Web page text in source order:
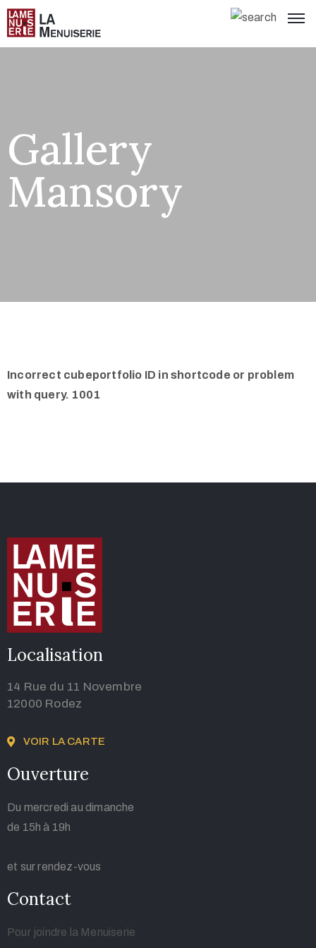
Gallery
Mansory
Incorrect cubeportfolio ID in shortcode or problem
with query. 1001
Localisation
14 Rue du 11 Novembre
12000 Rodez
VOIR LA CARTE
Ouverture
Du mercredi au dimanche
de 15h à 19h
et sur rendez-vous
Contact
Pour joindre la Menuiserie